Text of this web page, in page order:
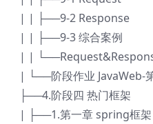
| | ├──9-2 Response
| | ├──9-3 综合案例
| |
| └──阶段作业 JavaWeb-
├──4.阶段四 热门框架
| ├──1.第一章 spring框架